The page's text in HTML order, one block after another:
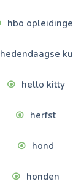
hbo
hedendaagse
hello kitty
herfst
hond
honden